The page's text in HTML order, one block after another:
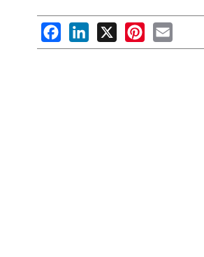
FacebookLinkedIn
X PinterestEmail